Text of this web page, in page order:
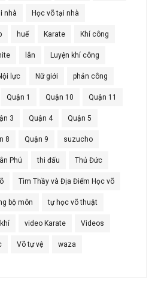
nhà Học võ tại nhà
huế Karate Khí công
lân Luyện khí công
lực Nữ giới phản công
Quận 1 Quận 10 Quận 11
3 Quận 4 Quận 5
8 Quận 9 suzucho
Phú thi đấu Thủ Đức
Tìm Thầy và Địa Điểm Học võ
bộ môn tự học võ thuật
video Karate Videos
Võ tự vệ waza